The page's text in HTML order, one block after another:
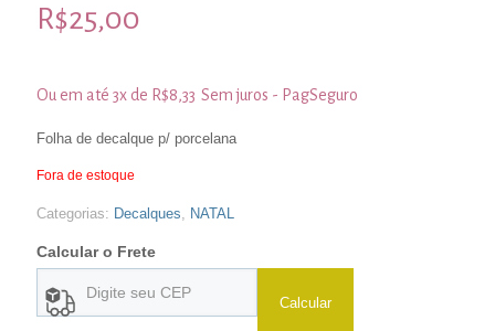
R$25,00
Ou em até 3x de R$8,33 Sem juros - PagSeguro
Folha de decalque p/ porcelana
Fora de estoque
Categorias: Decalques, NATAL
Calcular o Frete
Calcular